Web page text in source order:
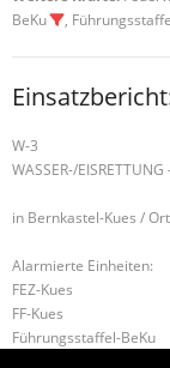
BeKu
,
W-3
WASSER-/EISRETTUNG
in Bernkastel-Kues /
Alarmierte Einheiten:
FEZ-Kues
FF-Kues
Führungsstaffel-BeKu